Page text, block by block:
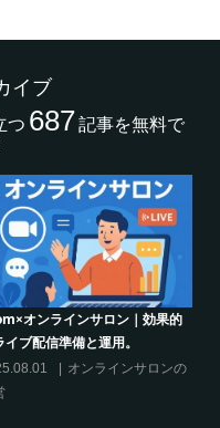
イブ
つ 687記事を無料で
オンラインサロンでの”学び”がこ
からのリスキリングを先導すると
えるこれだけの”理由”